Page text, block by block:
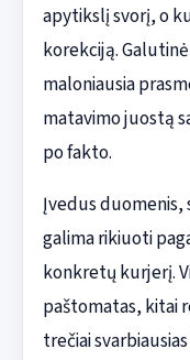
apytikslį svorį, o
korekciją.
maloniausia
matavimo juostą
po fakto.
Įvedus duomenis,
galima rikiuoti
konkretų kurjerį.
paštomatas, kitai
trečiai